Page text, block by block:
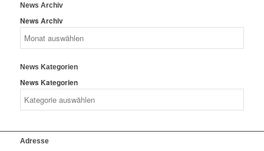
News Archiv
News Archiv
News Kategorien
News Kategorien
Adresse